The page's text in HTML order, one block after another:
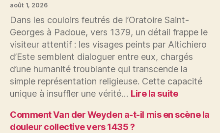
a-
t-
il
peint
l’angoisse
dans
le
Triptyque
Portinari
?
août 1, 2026
Dans les couloirs feutrés de l’Oratoire Saint-
Georges à Padoue, vers 1379, un détail frappe le
visiteur attentif : les visages peints par Altichiero
d’Este semblent dialoguer entre eux, chargés
d’une humanité troublante qui transcende la
simple représentation religieuse. Cette capacité
unique à insuffler une vérité… Lire la suite:
Rogier
Comment Van der Weyden a-t-il mis en scène la
douleur collective vers 1435 ?